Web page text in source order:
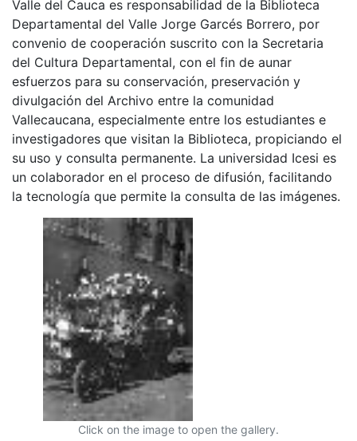
Valle del Cauca es responsabilidad de la Biblioteca
Departamental del Valle Jorge Garcés Borrero, por
convenio de cooperación suscrito con la Secretaria
del Cultura Departamental, con el fin de aunar
esfuerzos para su conservación, preservación y
divulgación del Archivo entre la comunidad
Vallecaucana, especialmente entre los estudiantes e
investigadores que visitan la Biblioteca, propiciando el
su uso y consulta permanente. La universidad Icesi es
un colaborador en el proceso de difusión, facilitando
la tecnología que permite la consulta de las imágenes.
Click on the image to open the gallery.